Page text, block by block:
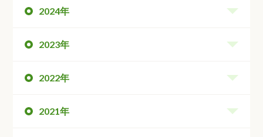
2024年
2023年
2022年
2021年